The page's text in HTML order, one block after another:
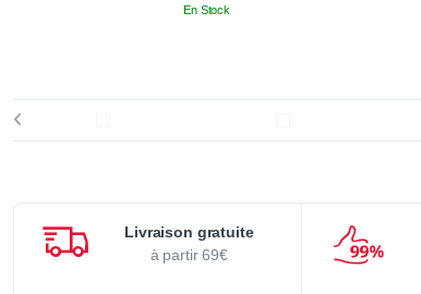
En Stock
Livraison gratuite
à partir 69€